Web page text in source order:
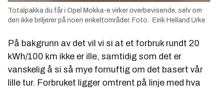
Totalpakka du får i Opel Mokka-e virker overbevisende, selv om
den ikke briljerer på noen enkeltområder. Foto: Eirik Helland Urke
På bakgrunn av det vil vi si at et forbruk rundt 20
kWh/100 km ikke er ille, samtidig som det er
vanskelig å si så mye fornuftig om det basert vår
lille tur. Forbruket ligger omtrent på linje med hva